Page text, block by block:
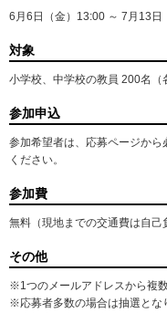
6月6日（金）13:00 ～ 7月13日
対象
小学校、中学校の教員 200名（
参加申込
参加希望者は、応募ページか
ください。
参加費
無料（現地までの交通費は自己
その他
※1つのメールアドレスから複
※応募者多数の場合は抽選とな